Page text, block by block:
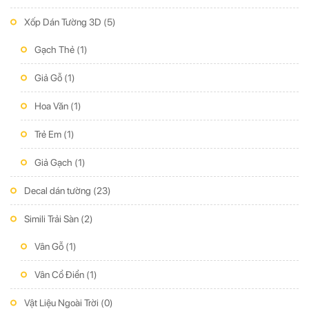
Xốp Dán Tường 3D (5)
Gạch Thẻ (1)
Giả Gỗ (1)
Hoa Văn (1)
Trẻ Em (1)
Giả Gạch (1)
Decal dán tường (23)
Simili Trải Sàn (2)
Vân Gỗ (1)
Vân Cổ Điển (1)
Vật Liệu Ngoài Trời (0)